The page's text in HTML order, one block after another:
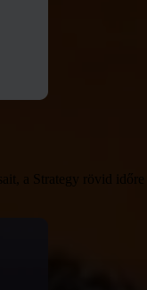
Strategy rövid időre